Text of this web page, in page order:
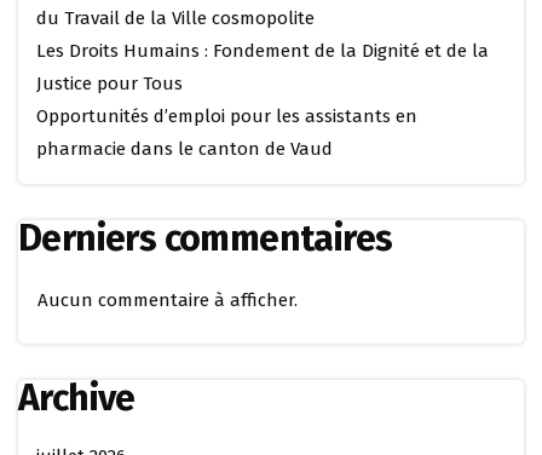
du Travail de la Ville cosmopolite
Les Droits Humains : Fondement de la Dignité et de la
Justice pour Tous
Opportunités d’emploi pour les assistants en
pharmacie dans le canton de Vaud
Derniers commentaires
Aucun commentaire à afficher.
Archive